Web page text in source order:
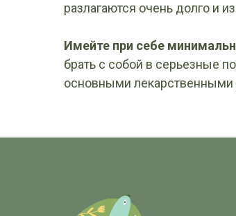
разлагаются очень долго и
Имейте при себе
брать с собой в серьезные
основными лекарственными